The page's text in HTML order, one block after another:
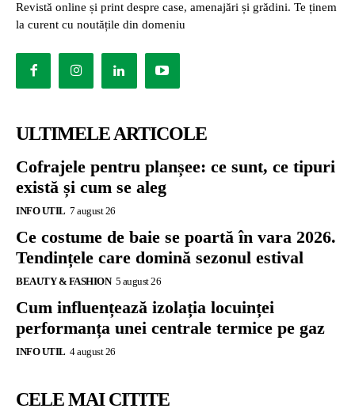
Revistă online și print despre case, amenajări și grădini. Te ținem
la curent cu noutățile din domeniu
ULTIMELE ARTICOLE
Cofrajele pentru planșee: ce sunt, ce tipuri
există și cum se aleg
INFO UTIL 7 august 26
Ce costume de baie se poartă în vara 2026.
Tendințele care domină sezonul estival
BEAUTY & FASHION 5 august 26
Cum influențează izolația locuinței
performanța unei centrale termice pe gaz
INFO UTIL 4 august 26
CELE MAI CITITE